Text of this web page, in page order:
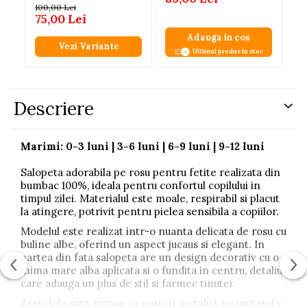
100,00 Lei
75,00 Lei
Vezi Variante
Adauga in cos
Ultimul produs in stoc
Descriere
Marimi: 0-3 luni | 3-6 luni | 6-9 luni | 9-12 luni
Salopeta adorabila pe rosu pentru fetite realizata din
bumbac 100%, ideala pentru confortul copilului in
timpul zilei. Materialul este moale, respirabil si placut
la atingere, potrivit pentru pielea sensibila a copiilor.
Modelul este realizat intr-o nuanta delicata de rosu cu
buline albe, oferind un aspect jucaus si elegant. In
partea din fata salopeta are un design decorativ cu o
inima mare alba aplicata si o fundita in centru, detaliu
care adauga un plus de stil si farmec tinutei.
Bretelele sunt prinse cu nasturi metalici, permitand o